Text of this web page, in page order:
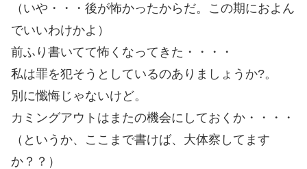
（いや・・・後が怖かったからだ。この期におよん
でいいわけかよ）
前ふり書いてて怖くなってきた・・・・
私は罪を犯そうとしているのありましょうか?。
別に懺悔じゃないけど。
カミングアウトはまたの機会にしておくか・・・・
（というか、ここまで書けば、大体察してます
か？？）